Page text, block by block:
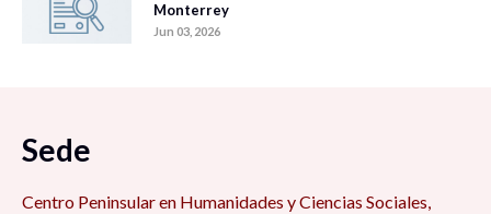
Monterrey
Jun 03, 2026
Sede
Centro Peninsular en Humanidades y Ciencias Sociales,